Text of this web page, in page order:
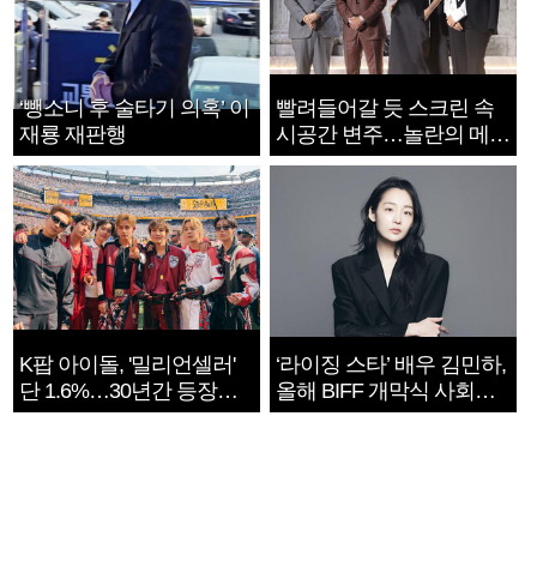
‘뺑소니 후 술타기 의혹’ 이
재룡 재판행
빨려들어갈 듯 스크린 속
시공간 변주…놀란의 메시
지는 ‘전쟁 속죄’
K팝 아이돌, '밀리언셀러'
단 1.6%…30년간 등장
1182개팀 전수조사
‘라이징 스타’ 배우 김민하,
올해 BIFF 개막식 사회자
확정